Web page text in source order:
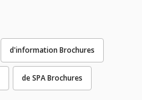
d'information Brochures
de SPA Brochures